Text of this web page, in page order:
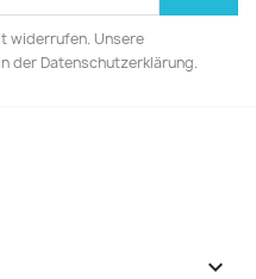
widerrufen. Unsere
der Datenschutzerklärung.
